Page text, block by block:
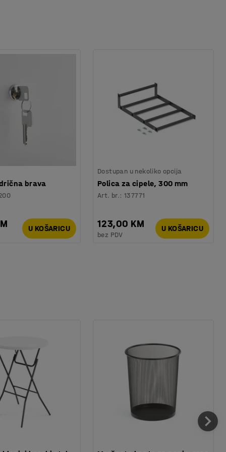
brava
U KOŠARICU
Dostupan u nekoliko opcija
Polica za cipele, 300 mm
Art. br.:137771
123,00 KM
bez PDV
U KOŠARICU